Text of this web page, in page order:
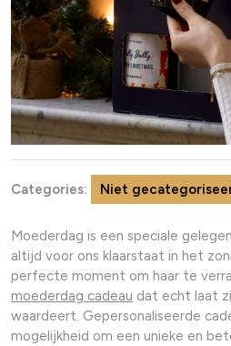
Categories: Niet
Moederdag is een speciale
altijd voor ons klaarstaat in het
perfecte moment om haar te
moederdag cadeau dat echt laat
waardeert. Gepersonaliseerde
mogelijkheid om een unieke en